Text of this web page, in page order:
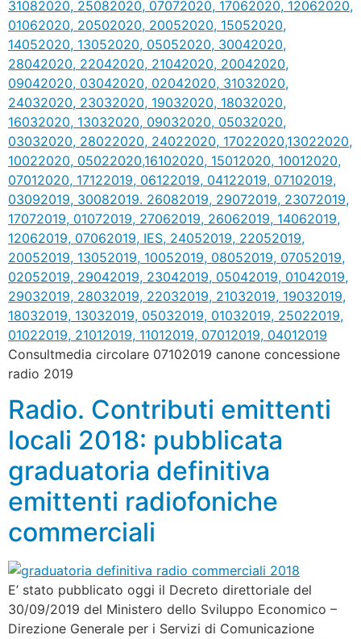
Consultmedia circolare 07102019 canone concessione
radio 2019
Radio. Contributi emittenti
locali 2018: pubblicata
graduatoria definitiva
emittenti radiofoniche
commerciali
E’ stato pubblicato oggi il Decreto direttoriale del
30/09/2019 del Ministero dello Sviluppo Economico –
Direzione Generale per i Servizi di Comunicazione